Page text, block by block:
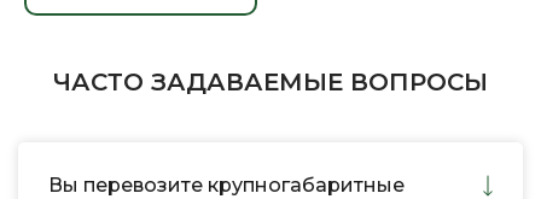
ЧАСТО ЗАДАВАЕМЫЕ ВОПРОСЫ
Вы перевозите крупногабаритные